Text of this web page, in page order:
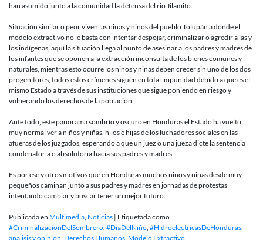
han asumido junto a la comunidad la defensa del rio Jilamito.
Situación similar o peor viven las niñas y niños del pueblo Tolupán a donde el
modelo extractivo no le basta con intentar despojar, criminalizar o agredir a las y
los indígenas, aquí la situación llega al punto de asesinar a los padres y madres de
los infantes que se oponen a la extracción inconsulta de los bienes comunes y
naturales, mientras esto ocurre los niños y niñas deben crecer sin uno de los dos
progenitores, todos estos crímenes siguen en total impunidad debido a que es el
mismo Estado a través de sus instituciones que sigue poniendo en riesgo y
vulnerando los derechos de la población.
Ante todo, este panorama sombrío y oscuro en Honduras el Estado ha vuelto
muy normal ver a niños y niñas, hijos e hijas de los luchadores sociales en las
afueras de los juzgados, esperando a que un juez o una jueza dicte la sentencia
condenatoria o absolutoria hacia sus padres y madres.
Es por ese y otros motivos que en Honduras muchos niños y niñas desde muy
pequeños caminan junto a sus padres y madres en jornadas de protestas
intentando cambiar y buscar tener un mejor futuro.
Publicada en Multimedia Noticias | Etiquetada como
#CriminalizacionDelSombrero #DiaDelNiño #HidroelectricasDeHonduras
analisis y opinion Derechos Humanos Modelo Extractivo